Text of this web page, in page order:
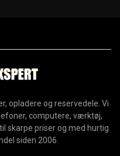
opladere og reservedele. Vi
computere, værktøj,
skarpe priser og med hurtig
siden 2006.